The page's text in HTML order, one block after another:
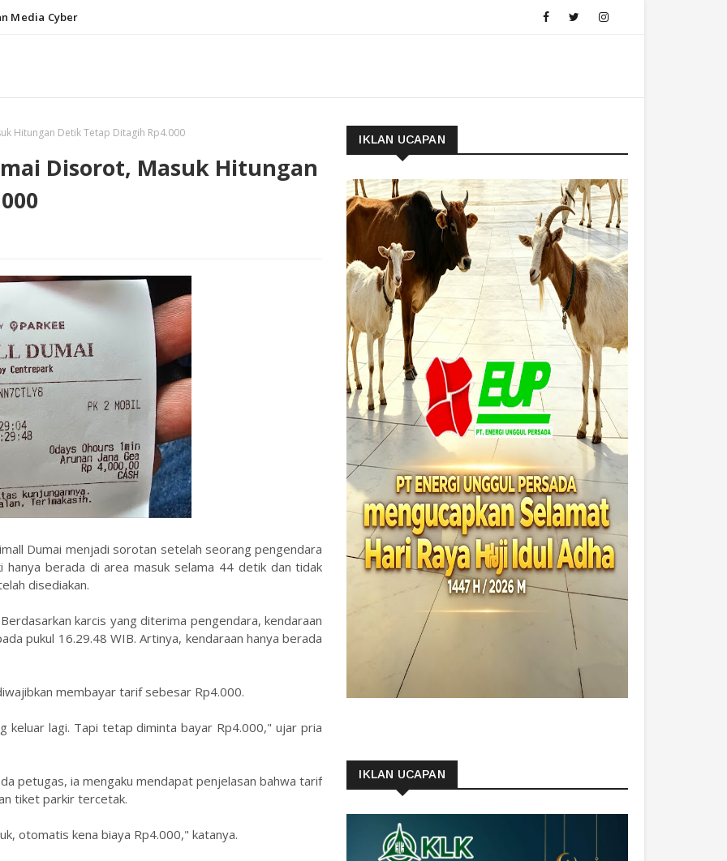
Media Cyber
Hitungan Detik Tetap Ditagih Rp4.000
Disorot, Masuk Hitungan
Dumai menjadi sorotan setelah seorang pengendara
hanya berada di area masuk selama 44 detik dan tidak
disediakan.
karcis yang diterima pengendara, kendaraan
pukul 16.29.48 WIB. Artinya, kendaraan hanya berada
membayar tarif sebesar Rp4.000.
keluar lagi. Tapi tetap diminta bayar Rp4.000," ujar pria
petugas, ia mengaku mendapat penjelasan bahwa tarif
tiket parkir tercetak.
otomatis kena biaya Rp4.000," katanya.
IKLAN UCAPAN
IKLAN UCAPAN